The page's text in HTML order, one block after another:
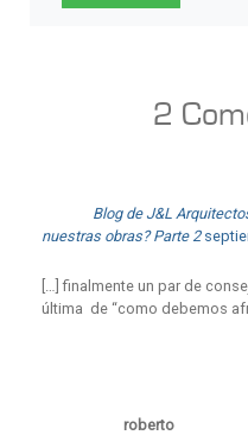
en el
2
Blog de J&L
nuestras obras? Parte 2
[…] finalmente un par de
última de “como debemos
roberto